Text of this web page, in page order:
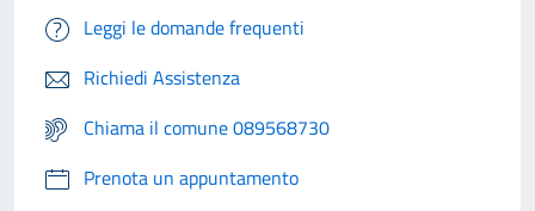
Leggi le domande frequenti
Richiedi Assistenza
Chiama il comune 089568730
Prenota un appuntamento